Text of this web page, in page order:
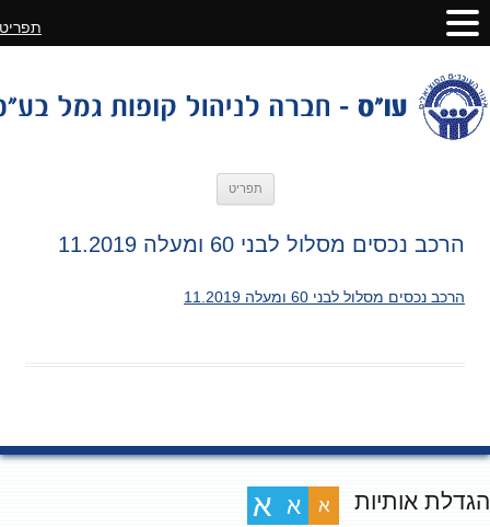
תפריט
הרכב נכסים מסלול לבני 60 ומעלה 11.2019
הרכב נכסים מסלול לבני 60 ומעלה 11.2019
אותיות א א א
תפריט